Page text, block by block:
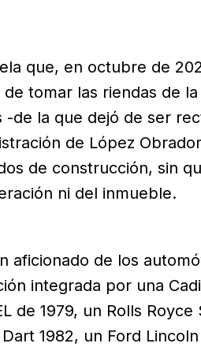
que, en octubre de
tomar las riendas de la
-de la que dejó de ser
de López
de construcción, sin
ni del inmueble.
aficionado de los
integrada por una
de 1979, un Rolls Royce
1982, un Ford